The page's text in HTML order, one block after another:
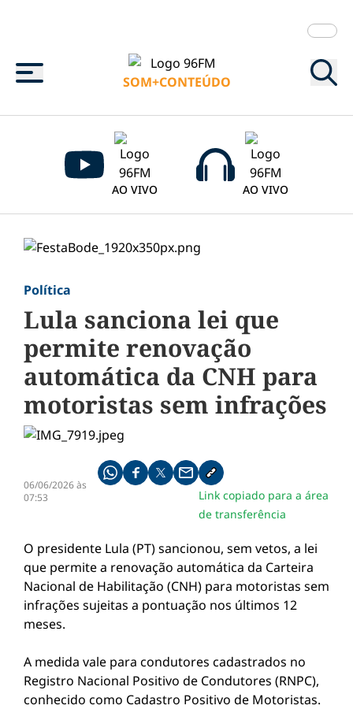
Menu
SOM+CONTEÚDO
AO VIVO AO VIVO
Política
Lula sanciona lei que
permite renovação
automática da CNH para
motoristas sem infrações
06/06/2026 às
07:53
Compartilhe pelo whatsapp
Compartilhar no facebook
Compartilhar no twitter
Compartilhe pelo email
Copiar link da notícia
Link copiado para a área
de transferência
O presidente Lula (PT) sancionou, sem vetos, a lei
que permite a renovação automática da Carteira
Nacional de Habilitação (CNH) para motoristas sem
infrações sujeitas a pontuação nos últimos 12
meses.
A medida vale para condutores cadastrados no
Registro Nacional Positivo de Condutores (RNPC),
conhecido como Cadastro Positivo de Motoristas.